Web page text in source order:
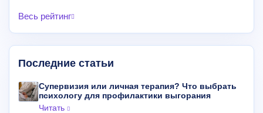
Весь рейтинг
Последние статьи
Супервизия или личная терапия? Что выбрать
психологу для профилактики выгорания
Читать